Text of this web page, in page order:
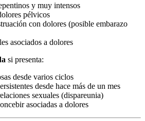
y muy intensos
pélvicos
con dolores (posible embarazo
asociados a dolores
si presenta:
desde varios ciclos
desde hace más de un mes
sexuales (dispareunia)
asociadas a dolores